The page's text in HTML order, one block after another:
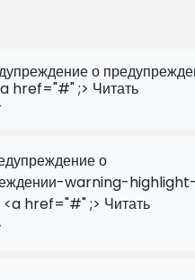
о
href="#" ;> Читать
о
warning-
href="#" ;> Читать